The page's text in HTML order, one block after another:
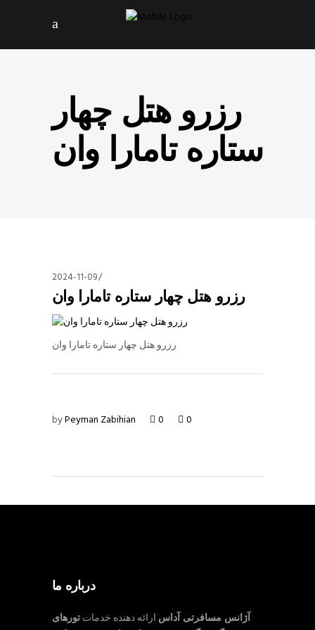
رزرو هتل چهار
ستاره تامارا وان
2024-11-09
رزرو هتل چهار ستاره تامارا وان
رزرو هتل چهار ستاره تامارا وان
byPeyman Zabihian 0 0
درباره ما
آژانس مسافرتی آداس ارائه دهنده خدماتتورهای